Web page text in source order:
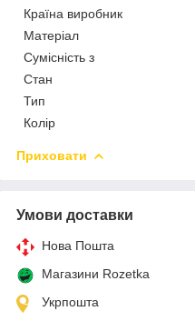
Країна виробник
Матеріал
Сумісність з
Стан
Тип
Колір
Приховати
Умови доставки
Нова Пошта
Магазини Rozetka
Укрпошта